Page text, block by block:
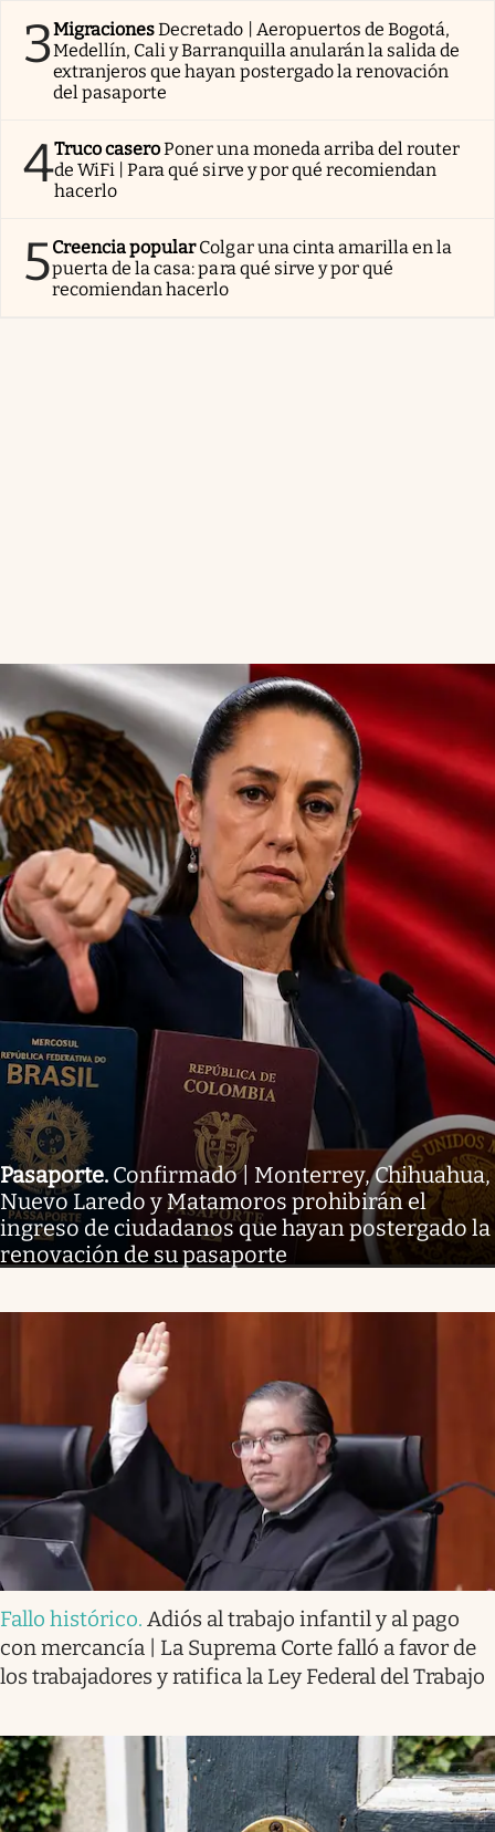
3MigracionesDecretado | Aeropuertos de Bogotá,
Medellín, Cali y Barranquilla anularán la salida de
extranjeros que hayan postergado la renovación
del pasaporte
4Truco caseroPoner una moneda arriba del router
de WiFi | Para qué sirve y por qué recomiendan
hacerlo
5Creencia popularColgar una cinta amarilla en la
puerta de la casa: para qué sirve y por qué
recomiendan hacerlo
Pasaporte. Confirmado | Monterrey, Chihuahua,
Nuevo Laredo y Matamoros prohibirán el
ingreso de ciudadanos que hayan postergado la
renovación de su pasaporte
Fallo histórico. Adiós al trabajo infantil y al pago
con mercancía | La Suprema Corte falló a favor de
los trabajadores y ratifica la Ley Federal del Trabajo